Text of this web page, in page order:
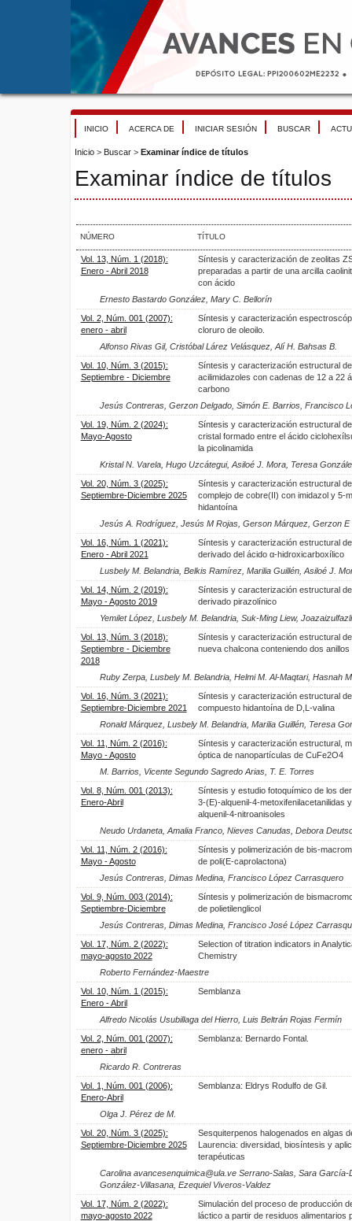
INICIO ACERCA DE INICIAR SESIÓN BUSCAR
Inicio > Buscar > Examinar índice de títulos
Examinar índice de títulos
NÚMERO TÍTULO
Vol. 13, Núm. 1 (2018):
Enero - Abril 2018
Síntesis y caracterización de zeolitas
preparadas a partir de una arcilla
con ácido
Ernesto Bastardo González, Mary C. Bellorín
Vol. 2, Núm. 001 (2007):
enero - abril
Síntesis y caracterización
cloruro de oleoilo.
Alfonso Rivas Gil, Cristóbal Lárez Velásquez, Alí H. Bahsas B.
Vol. 10, Núm. 3 (2015):
Septiembre - Diciembre
Síntesis y caracterización estructural
acilimidazoles con cadenas de 12 a 22
carbono
Jesús Contreras, Gerzon Delgado, Simón E. Barrios, Francisco
Vol. 19, Núm. 2 (2024):
Mayo-Agosto
Síntesis y caracterización estructural
cristal formado entre el ácido
la picolinamida
Kristal N. Varela, Hugo Uzcátegui, Asiloé J. Mora, Teresa
Vol. 20, Núm. 3 (2025):
Septiembre-Diciembre 2025
Síntesis y caracterización estructural
complejo de cobre(II) con imidazol y 5-
hidantoína
Jesús A. Rodríguez, Jesús M Rojas, Gerson Márquez, Gerzon E
Vol. 16, Núm. 1 (2021):
Enero - Abril 2021
Síntesis y caracterización estructural
derivado del ácido α-hidroxicarboxílico
Lusbely M. Belandria, Belkis Ramírez, Marilia Guillén, Asiloé J.
Vol. 14, Núm. 2 (2019):
Mayo - Agosto 2019
Síntesis y caracterización estructural
derivado pirazolínico
Yemilet López, Lusbely M. Belandria, Suk-Ming Liew,
Vol. 13, Núm. 3 (2018):
Septiembre - Diciembre
2018
Síntesis y caracterización estructural
nueva chalcona conteniendo dos anillos
Ruby Zerpa, Lusbely M. Belandria, Helmi M. Al-Maqtari, Hasnah
Vol. 16, Núm. 3 (2021):
Septiembre-Diciembre 2021
Síntesis y caracterización estructural
compuesto hidantoína de D,L-valina
Ronald Márquez, Lusbely M. Belandria, Marilia Guillén, Teresa
Vol. 11, Núm. 2 (2016):
Mayo - Agosto
Síntesis y caracterización estructural,
óptica de nanopartículas de CuFe2O4
M. Barrios, Vicente Segundo Sagredo Arias, T. E. Torres
Vol. 8, Núm. 001 (2013):
Enero-Abril
Síntesis y estudio fotoquímico de los
3-(E)-alquenil-4-metoxifenilacetanilidas
alquenil-4-nitroanisoles
Neudo Urdaneta, Amalia Franco, Nieves Canudas, Debora
Vol. 11, Núm. 2 (2016):
Mayo - Agosto
Síntesis y polimerización de bis-
de poli(E-caprolactona)
Jesús Contreras, Dimas Medina, Francisco López Carrasquero
Vol. 9, Núm. 003 (2014):
Septiembre-Diciembre
Síntesis y polimerización de
de polietilenglicol
Jesús Contreras, Dimas Medina, Francisco José López
Vol. 17, Núm. 2 (2022):
mayo-agosto 2022
Selection of titration indicators in
Chemistry
Roberto Fernández-Maestre
Vol. 10, Núm. 1 (2015):
Enero - Abril
Semblanza
Alfredo Nicolás Usubillaga del Hierro, Luis Beltrán Rojas Fermín
Vol. 2, Núm. 001 (2007):
enero - abril
Semblanza: Bernardo Fontal.
Ricardo R. Contreras
Vol. 1, Núm. 001 (2006):
Enero-Abril
Semblanza: Eldrys Rodulfo de Gil.
Olga J. Pérez de M.
Vol. 20, Núm. 3 (2025):
Septiembre-Diciembre 2025
Sesquiterpenos halogenados en algas
Laurencia: diversidad, biosíntesis y
terapéuticas
Carolina avancesenquimica@ula.ve Serrano-Salas, Sara
González-Villasana, Ezequiel Viveros-Valdez
Vol. 17, Núm. 2 (2022):
mayo-agosto 2022
Simulación del proceso de producción
láctico a partir de residuos alimentarios